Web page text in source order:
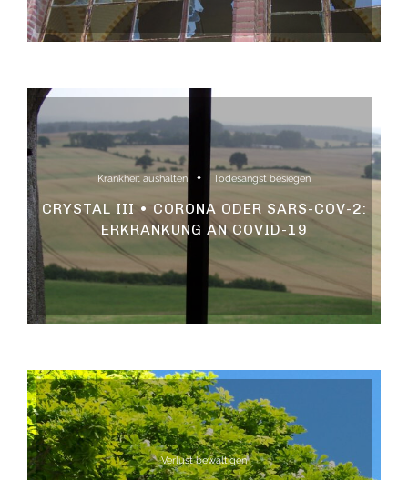
Krankheit aushalten Todesangst besiegen
CRYSTAL III • CORONA ODER SARS-COV-2:
ERKRANKUNG AN COVID-19
Verlust bewältigen